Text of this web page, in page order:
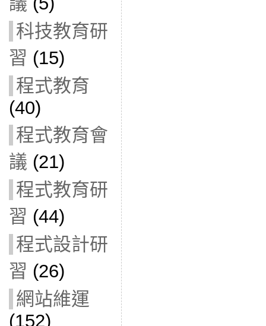
科技教育研
習 (15)
程式教育
(40)
程式教育會
議 (21)
程式教育研
習 (44)
程式設計研
習 (26)
網站維運
(152)